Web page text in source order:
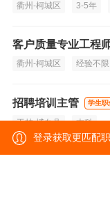
衢州-柯城区 3-5年
客户质量专业工程
衢州-柯城区 经验不限
招聘培训主管 学生职
玉林-博白县 本科
登录获取更匹配